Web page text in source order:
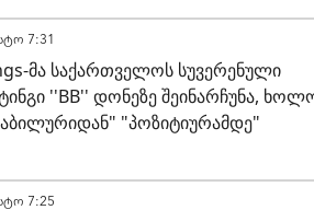
7:31
მა საქართველოს სუვერენული
''BB'' დონეზე შეინარჩუნა,
"პოზიტიურამდე"
7:25